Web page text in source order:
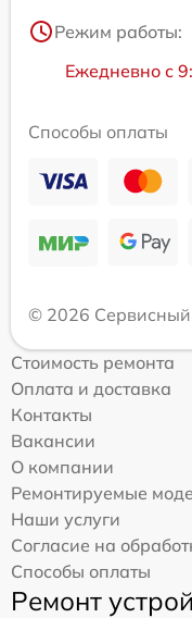
Режим работы:
Ежедневно с
Способы оплаты
© 2026 Сервисный
Стоимость ремонта
Оплата и доставка
Контакты
Вакансии
О компании
Ремонтируемые
Наши услуги
Согласие на
Способы оплаты
Ремонт